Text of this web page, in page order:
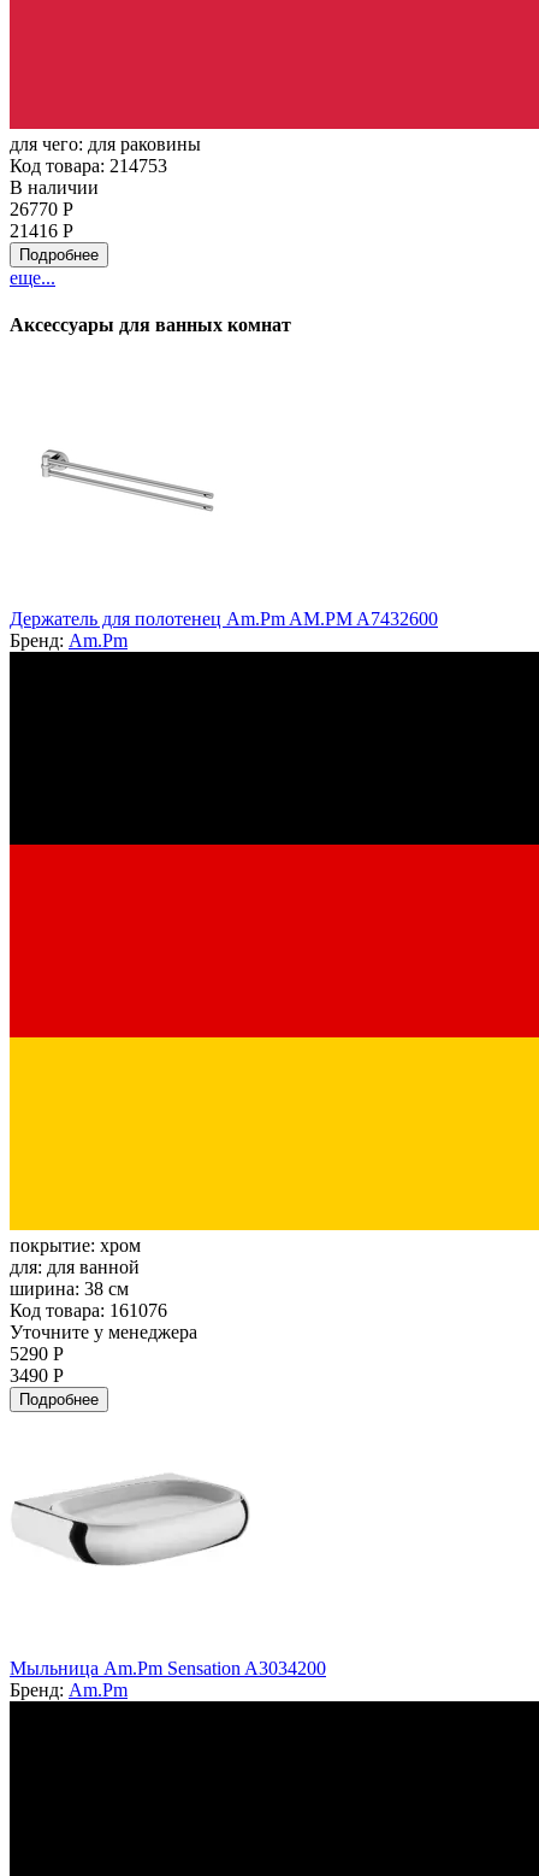
для чего: для раковины
Код товара: 214753
В наличии
26770 Р
21416 Р
Подробнее
еще...
Аксессуары для ванных комнат
Держатель для полотенец Am.Pm AM.PM A7432600
Бренд: Am.Pm
покрытие: хром
для: для ванной
ширина: 38 см
Код товара: 161076
Уточните у менеджера
5290 Р
3490 Р
Подробнее
Мыльница Am.Pm Sensation A3034200
Бренд: Am.Pm